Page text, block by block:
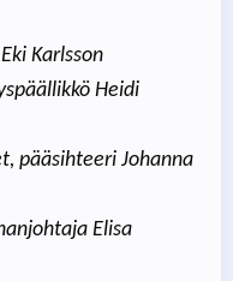
Karlsson
Heidi
pääsihteeri Johanna
Elisa